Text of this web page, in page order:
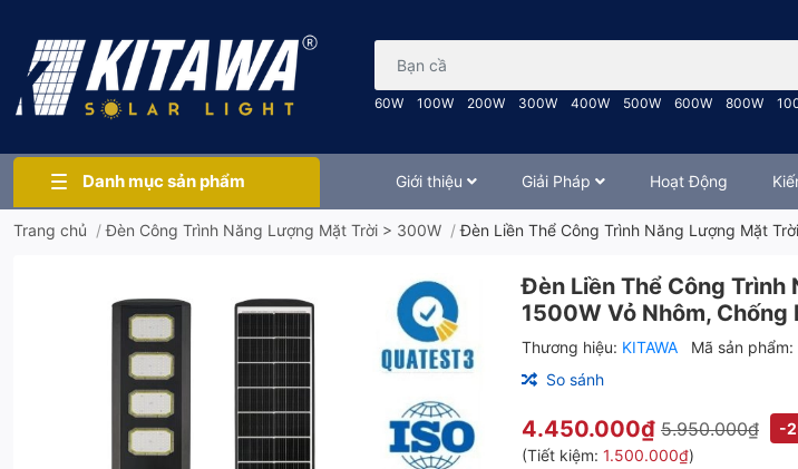
60W 100W 200W 300W 400W 500W 600W 800W
Danh mục sản phẩm Giới thiệu Giải Pháp Hoạt Động
Trang chủ /Đèn Công Trình Năng Lượng Mặt Trời > 300W /Đèn Liền Thể Công Trình Năng Lượng Mặt
Đèn Liền Thể Công Trình
1500W Vỏ Nhôm, Chống
Thương hiệu: KITAWA Mã sản phẩm:
So sánh
4.450.000₫ 5.950.000₫
-
(Tiết kiệm: 1.500.000₫)